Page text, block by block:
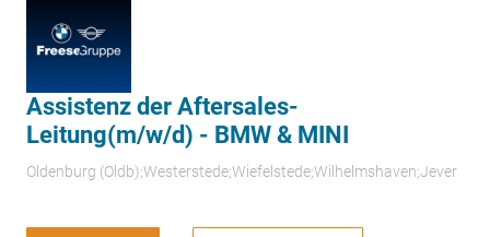
Assistenz der Aftersales-
Leitung(m/w/d) - BMW & MINI
Oldenburg (Oldb);Westerstede;Wiefelstede;Wilhelmshaven;Jever